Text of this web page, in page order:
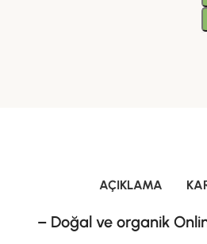
AÇIKLAMA
– Doğal ve organik